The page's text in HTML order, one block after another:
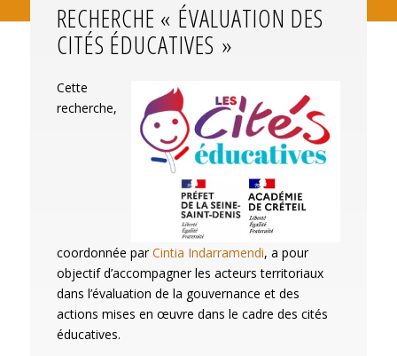
RECHERCHE « ÉVALUATION DES
CITÉS ÉDUCATIVES »
Cette
recherche,
coordonnée parCintia Indarramendi, a pour
objectif d’accompagner les acteurs territoriaux
dans l’évaluation de la gouvernance et des
actions mises en œuvre dans le cadre des cités
éducatives.